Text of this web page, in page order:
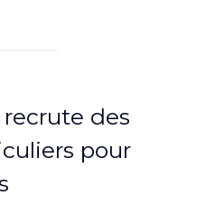
des
pour